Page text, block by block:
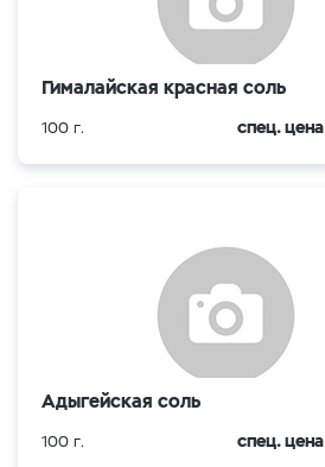
Гималайская красная соль
100 г. спец. цена
Адыгейская соль
100 г. спец. цена